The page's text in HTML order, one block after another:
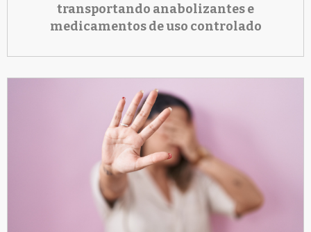
transportando anabolizantes e
medicamentos de uso controlado